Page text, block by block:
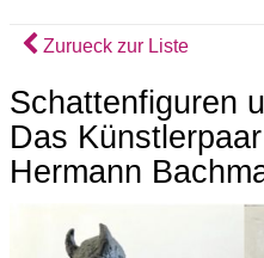
Zurueck zur Liste
Schattenfiguren
Das
Hermann